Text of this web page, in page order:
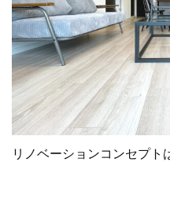
リノベーションコンセプ